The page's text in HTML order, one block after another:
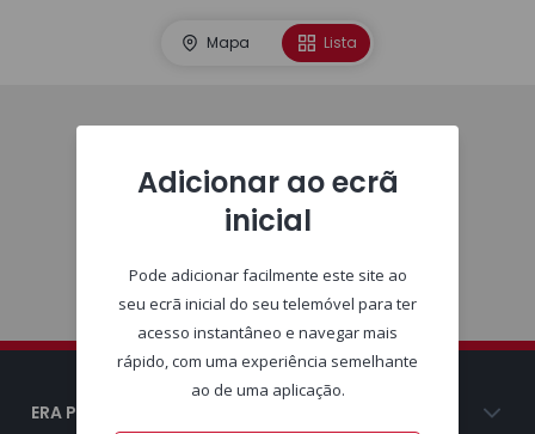
Mapa Lista
ERA Portugal
Adicionar ao ecrã
inicial
Pode adicionar facilmente este site ao
seu ecrã inicial do seu telemóvel para ter
acesso instantâneo e navegar mais
rápido, com uma experiência semelhante
ao de uma aplicação.